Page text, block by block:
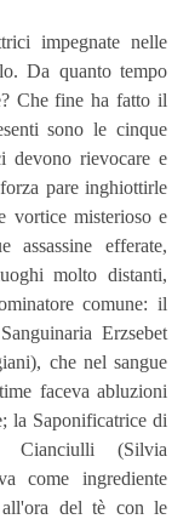
impegnate nelle
Da quanto tempo
Che fine ha fatto il
sono le cinque
devono rievocare e
pare inghiottirle
vortice misterioso e
assassine efferate,
molto distanti,
comune: il
Erzsebet
che nel sangue
faceva abluzioni
la Saponificatrice di
Cianciulli (Silvia
come ingrediente
all'ora del tè con le